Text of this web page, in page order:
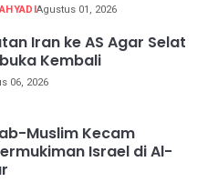
Agustus 01, 2026
Iran ke AS Agar Selat
Kembali
06, 2026
Muslim Kecam
Israel di Al-